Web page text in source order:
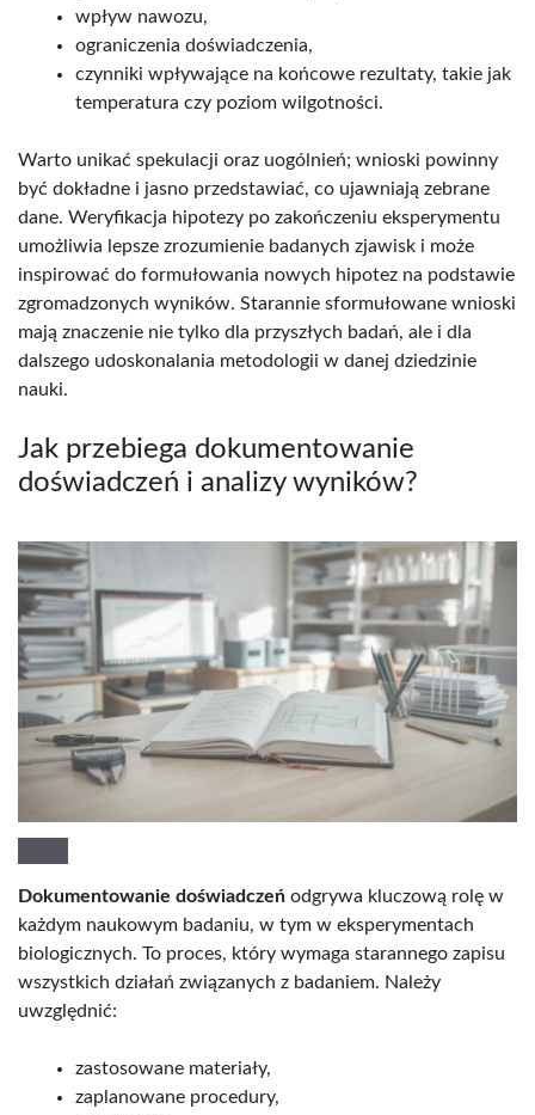
wpływ nawozu,
ograniczenia doświadczenia,
czynniki wpływające na końcowe rezultaty, takie jak
temperatura czy poziom wilgotności.
Warto unikać spekulacji oraz uogólnień; wnioski powinny
być dokładne i jasno przedstawiać, co ujawniają zebrane
dane. Weryfikacja hipotezy po zakończeniu eksperymentu
umożliwia lepsze zrozumienie badanych zjawisk i może
inspirować do formułowania nowych hipotez na podstawie
zgromadzonych wyników. Starannie sformułowane wnioski
mają znaczenie nie tylko dla przyszłych badań, ale i dla
dalszego udoskonalania metodologii w danej dziedzinie
nauki.
Jak przebiega dokumentowanie
doświadczeń i analizy wyników?
Dokumentowanie doświadczeń odgrywa kluczową rolę w
każdym naukowym badaniu, w tym w eksperymentach
biologicznych. To proces, który wymaga starannego zapisu
wszystkich działań związanych z badaniem. Należy
uwzględnić:
zastosowane materiały,
zaplanowane procedury,